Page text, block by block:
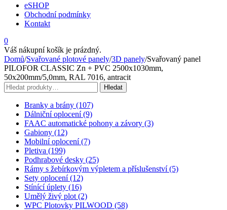
eSHOP
Obchodní podmínky
Kontakt
0
Váš nákupní košík je prázdný.
Domů/Svařované plotové panely/3D panely/Svařovaný panel
PILOFOR CLASSIC Zn + PVC 2500x1030mm,
50x200mm/5,0mm, RAL 7016, antracit
Hledat:
Hledat
Branky a brány (107)
Dálniční oplocení (9)
FAAC automatické pohony a závory (3)
Gabiony (12)
Mobilní oplocení (7)
Pletiva (199)
Podhrabové desky (25)
Rámy s žebírkovým výpletem a příslušenství (5)
Sety oplocení (12)
Stínící úplety (16)
Umělý živý plot (2)
WPC Plotovky PILWOOD (58)